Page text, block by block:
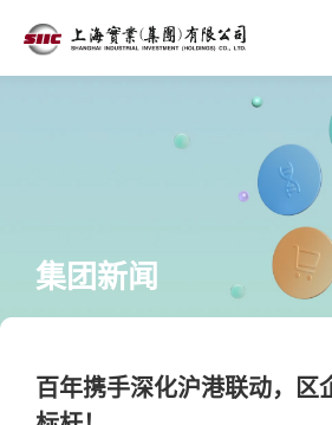
集团新闻
百年携手深化沪港联动，区